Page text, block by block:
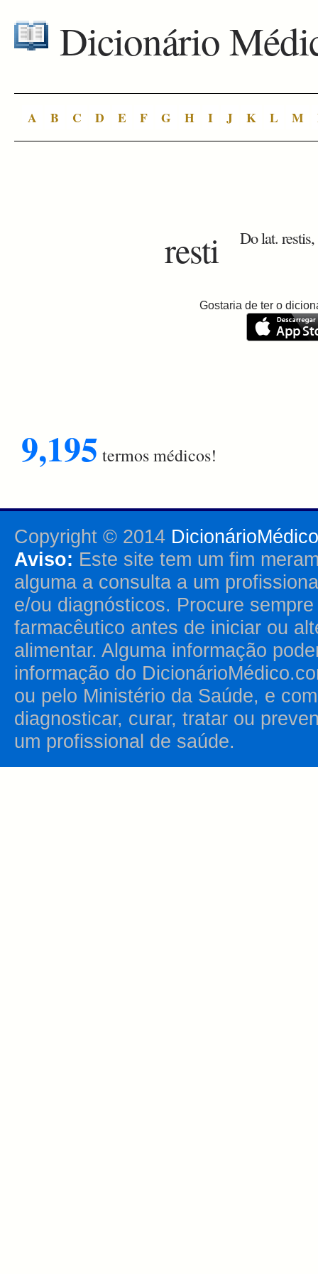
Dicionário
A B C D E F G H I J K L M
resti Do lat.
Gostaria de ter o
9,195 termos médicos!
Copyright © 2014
Aviso: Este site tem um fim
alguma a consulta a um
e/ou diagnósticos. Procure
farmacêutico antes de iniciar ou
alimentar. Alguma informação
informação do
ou pelo Ministério da Saúde, e
diagnosticar, curar, tratar ou
um profissional de saúde.